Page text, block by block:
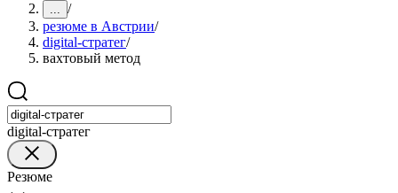
... /
резюме в Австрии/
digital-стратег/
вахтовый метод
digital-стратег
Резюме